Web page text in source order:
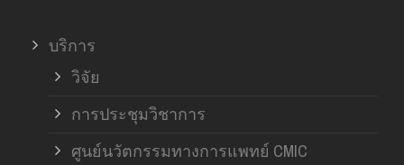
บริการ
วิจัย
การประชุมวิชาการ
ศูนย์นวัตกรรมทางการแพทย์ CMIC